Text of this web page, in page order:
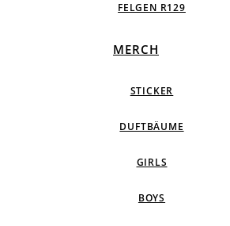
FELGEN R129
MERCH
STICKER
DUFTBÄUME
GIRLS
BOYS